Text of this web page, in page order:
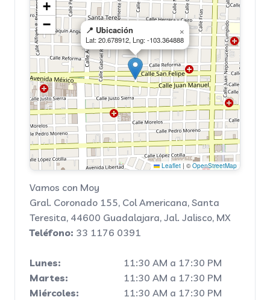
📍 Ubicación
Lat: 20.678912, Lng: -103.364888
×
+
−
Leaflet | ©OpenStreetMap
Vamos con Moy
Gral. Coronado 155, Col Americana, Santa
Teresita, 44600 Guadalajara, Jal. Jalisco, MX
Teléfono: 33 1176 0391
Lunes:
11:30 AM a 17:30 PM
Martes:
11:30 AM a 17:30 PM
Miércoles:
11:30 AM a 17:30 PM